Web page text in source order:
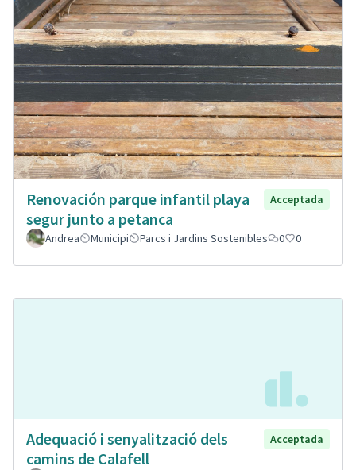
Renovación parque infantil playa
segur junto a petanca
Acceptada
Andrea Municipi Parcs i Jardins Sostenibles 0 0
Adequació i senyalització dels
camins de Calafell
Acceptada